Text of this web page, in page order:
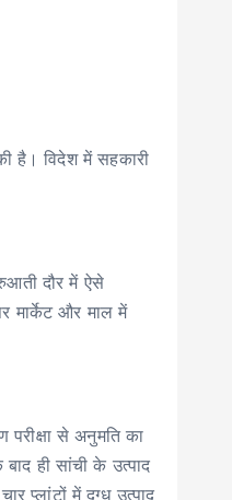
है। विदेश में सहकारी
दौर में ऐसे
मार्केट और माल में
परीक्षा से अनुमति का
ही सांची के उत्पाद
प्लांटों में दुग्ध उत्पाद